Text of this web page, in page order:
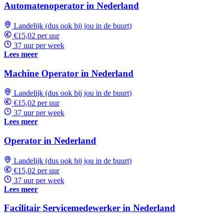
Automatenoperator in Nederland
Landelijk (dus ook bij jou in de buurt)
€15,02 per uur
37 uur per week
Lees meer
Machine Operator in Nederland
Landelijk (dus ook bij jou in de buurt)
€15,02 per uur
37 uur per week
Lees meer
Operator in Nederland
Landelijk (dus ook bij jou in de buurt)
€15,02 per uur
37 uur per week
Lees meer
Facilitair Servicemedewerker in Nederland